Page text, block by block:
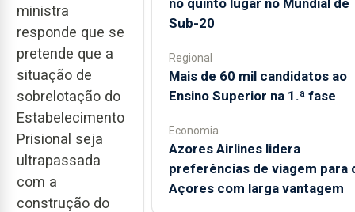
ministra
responde que se
pretende que a
situação de
sobrelotação do
Estabelecimento
Prisional seja
ultrapassada
com a
construção do
Sub-20
Regional
Mais de 60 mil candidatos ao
Ensino Superior na 1.ª fase
Economia
Azores Airlines lidera
preferências de viagem para
Açores com larga vantagem